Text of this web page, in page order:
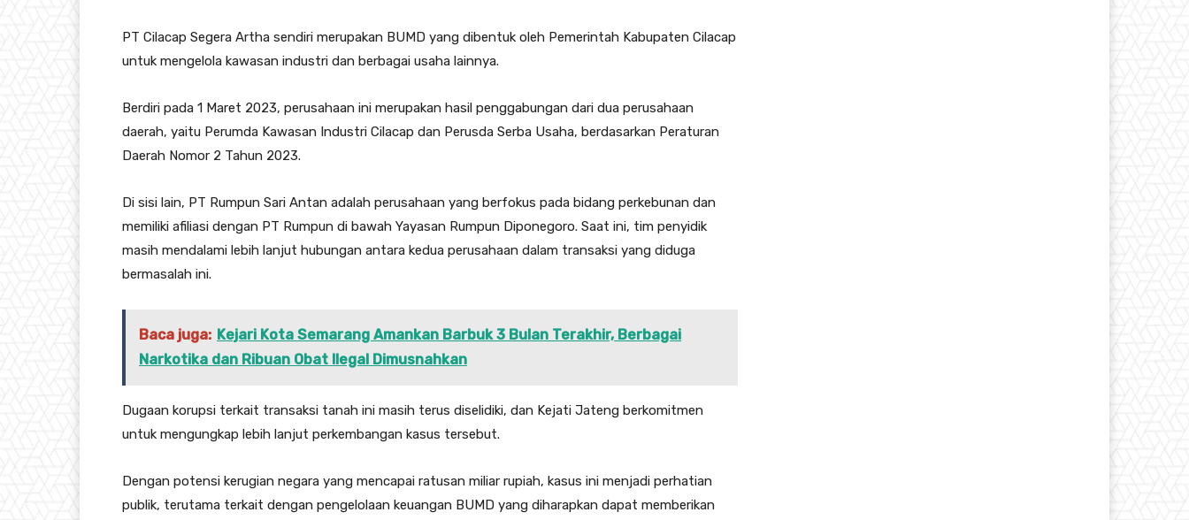
PT Cilacap Segera Artha sendiri merupakan BUMD yang dibentuk oleh Pemerintah Kabupaten Cilacap
untuk mengelola kawasan industri dan berbagai usaha lainnya.
Berdiri pada 1 Maret 2023, perusahaan ini merupakan hasil penggabungan dari dua perusahaan
daerah, yaitu Perumda Kawasan Industri Cilacap dan Perusda Serba Usaha, berdasarkan Peraturan
Daerah Nomor 2 Tahun 2023.
Di sisi lain, PT Rumpun Sari Antan adalah perusahaan yang berfokus pada bidang perkebunan dan
memiliki afiliasi dengan PT Rumpun di bawah Yayasan Rumpun Diponegoro. Saat ini, tim penyidik
masih mendalami lebih lanjut hubungan antara kedua perusahaan dalam transaksi yang diduga
bermasalah ini.
Baca juga: Kejari Kota Semarang Amankan Barbuk 3 Bulan Terakhir, Berbagai
Narkotika dan Ribuan Obat Ilegal Dimusnahkan
Dugaan korupsi terkait transaksi tanah ini masih terus diselidiki, dan Kejati Jateng berkomitmen
untuk mengungkap lebih lanjut perkembangan kasus tersebut.
Dengan potensi kerugian negara yang mencapai ratusan miliar rupiah, kasus ini menjadi perhatian
publik, terutama terkait dengan pengelolaan keuangan BUMD yang diharapkan dapat memberikan